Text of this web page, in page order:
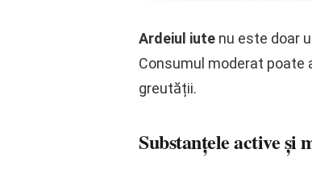
Ardeiul iute nu este doar
Consumul moderat poate
greutății.
Substanțele active și